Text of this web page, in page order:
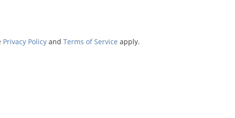
Privacy Policy and Terms of Service apply.